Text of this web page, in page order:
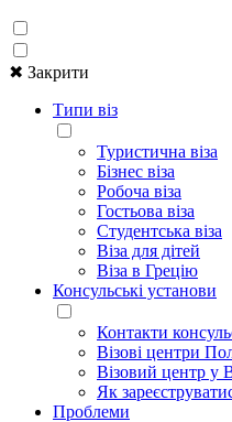
✖ Закрити
Типи віз
Туристична віза
Бізнес віза
Робоча віза
Гостьова віза
Студентська віза
Віза для дітей
Віза в Грецію
Консульські установи
Контакти
Візові центри
Візовий центр у
Як
Проблеми